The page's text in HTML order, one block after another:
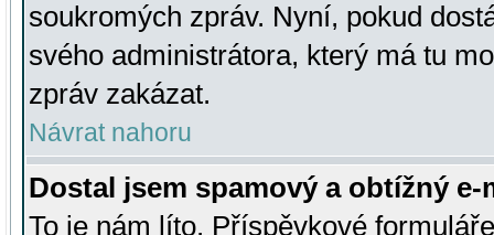
soukromých zpráv. Nyní, pokud
svého administrátora, který má tu
zpráv zakázat.
Návrat nahoru
Dostal jsem spamový a obtížný
To je nám líto. Příspěvkové